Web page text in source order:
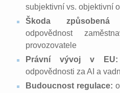
subjektivní vs. objektivní
Škoda způsobená
odpovědnost
provozovatele
Právní vývoj v
odpovědnosti za AI a
Budoucnost regulace: